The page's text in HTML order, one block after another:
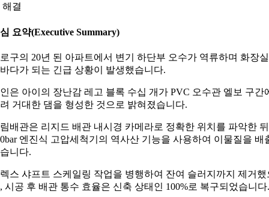
해결
요약(Executive Summary)
구의 20년 된 아파트에서 변기 하단부 오수가 역류하며 화장
다가 되는 긴급 상황이 발생했습니다.
은 아이의 장난감 레고 블록 수십 개가 PVC 오수관 엘보 구간
거대한 댐을 형성한 것으로 밝혀졌습니다.
배관은 리지드 배관 내시경 카메라로 정확한 위치를 파악한
엔진식 고압세척기의 역사산 기능을 사용하여 이물질을 배
니다.
스 샤프트 스케일링 작업을 병행하여 잔여 슬러지까지 제거했
시공 후 배관 통수 효율은 신축 상태인 100%로 복구되었습니다.